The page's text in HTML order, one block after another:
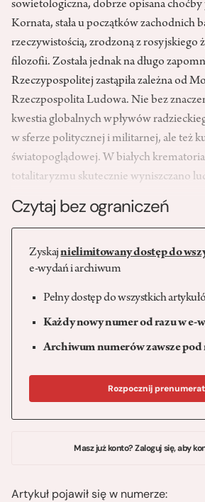
sowietologiczna, dobrze opisana
Kornata, stała u początków zachodnich
rzeczywistością, zrodzoną z rosyjskiego
filozofii. Została jednak na długo
Rzeczypospolitej zastąpiła zależna od
Rzeczpospolita Ludowa. Nie bez
kwestia globalnych wpływów
w sferze politycznej i militarnej, ale też
światopoglądowej. W białych
totalitaryzmu skutecznie wyniszczano
Czytaj bez ograniczeń
Zyskajnielimitowany dostęp do
e-wydań i archiwum
Pełny dostęp do wszystkich
Każdy nowy numer od razu w e-
Archiwum numerów zawsze pod
Rozpocznij
Masz już konto? Zaloguj się, aby
Artykuł pojawił się w numerze: